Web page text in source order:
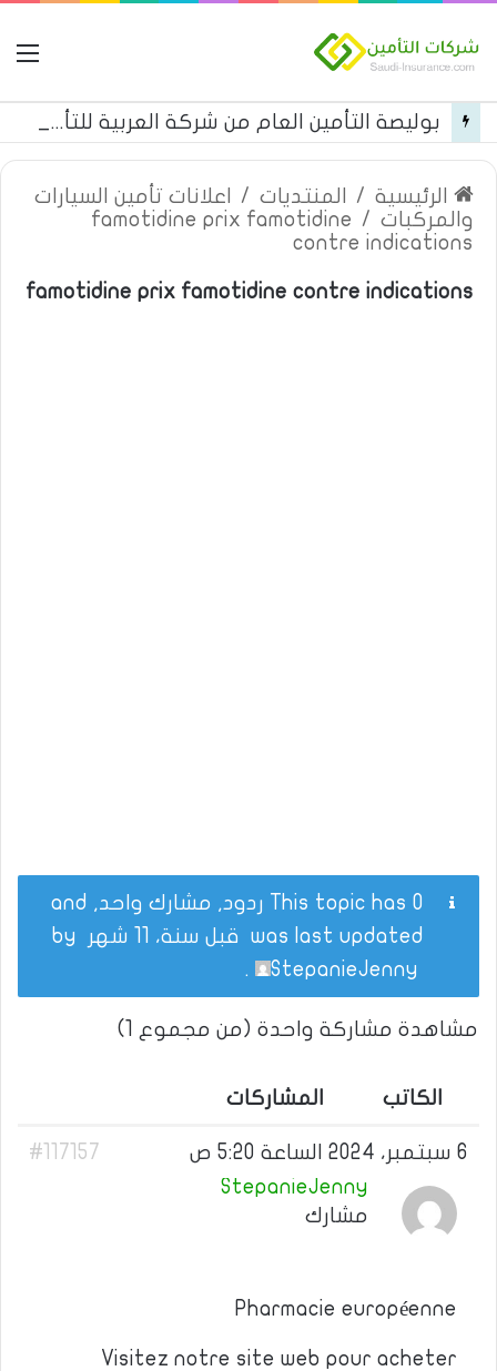
بوليصة التأمين العام من شركة العربية للتأمين
الرئيسية / المنتديات /
اعلانات تأمين السيارات
والمركبات /
famotidine prix famotidine
contre indications
famotidine prix famotidine contre indications
This topic has 0 ردود, مشارك واحد, and
was last updated قبل سنة، 11 شهر
StepanieJenny
.
مشاهدة مشاركة واحدة (من مجموع 1)
الكاتب المشاركات
6 سبتمبر، 2024 الساعة 5:20 ص
#117157
StepanieJenny
مشارك
Pharmacie européenne
Visitez notre site web pour acheter